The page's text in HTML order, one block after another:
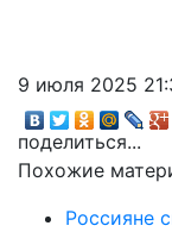
9 июля 2025
поделиться...
Похожие
Россияне